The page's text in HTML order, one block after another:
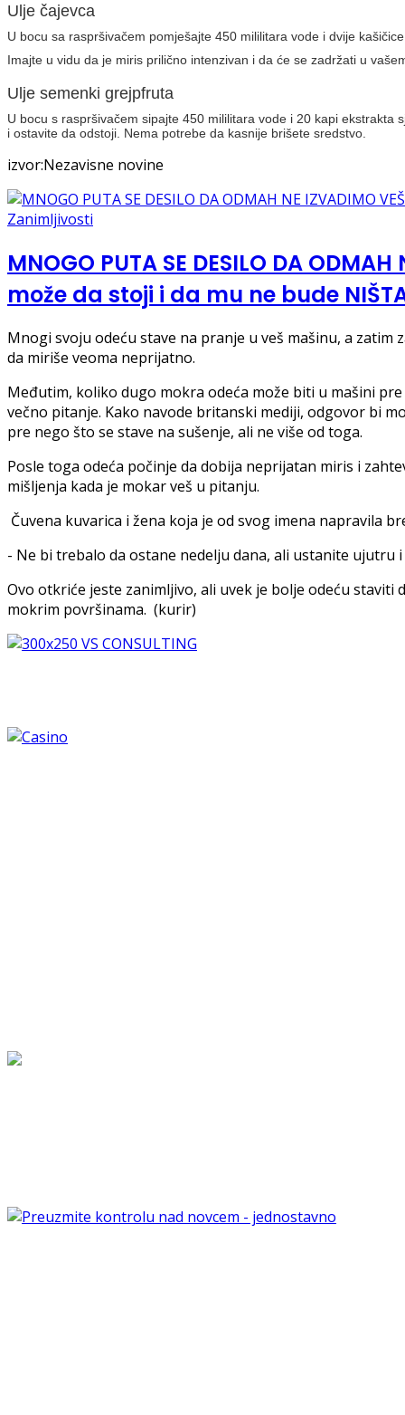
Ulje čajevca
U bocu sa raspršivačem pomješajte 450 mililitara vode i dvije
Imajte u vidu da je miris prilično intenzivan i da će se zadržati u
Ulje semenki grejpfruta
U bocu s raspršivačem sipajte 450 mililitara vode i 20 kapi
i ostavite da odstoji. Nema potrebe da kasnije brišete sredstvo.
izvor:Nezavisne novine
Zanimljivosti
MNOGO PUTA SE DESILO DA
može da stoji i da mu ne bude
Mnogi svoju odeću stave na pranje u veš mašinu, a zatim
da miriše veoma neprijatno.
Međutim, koliko dugo mokra odeća može biti u mašini
večno pitanje. Kako navode britanski mediji, odgovor bi
pre nego što se stave na sušenje, ali ne više od toga.
Posle toga odeća počinje da dobija neprijatan miris i
mišljenja kada je mokar veš u pitanju.
Čuvena kuvarica i žena koja je od svog imena napravila
- Ne bi trebalo da ostane nedelju dana, ali ustanite ujutru
Ovo otkriće jeste zanimljivo, ali uvek je bolje odeću
mokrim površinama. (kurir)